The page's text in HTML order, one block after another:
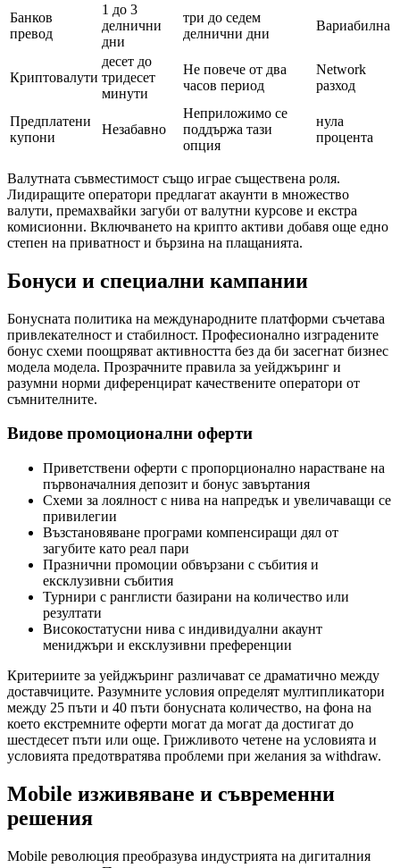
Банков
превод
1 до 3
делнични
дни
три до седем
делнични дни
Вариабилна
Криптовалути
десет до
тридесет
минути
Не повече от два
часов период
Network
разход
Предплатени
купони
Незабавно
Неприложимо се
поддържа тази
опция
нула
процента
Валутната съвместимост също играе съществена роля.
Лидиращите оператори предлагат акаунти в множество
валути, премахвайки загуби от валутни курсове и екстра
комисионни. Включването на крипто активи добавя още едно
степен на приватност и бързина на плащанията.
Бонуси и специални кампании
Бонусната политика на международните платформи съчетава
привлекателност и стабилност. Професионално изградените
бонус схеми поощряват активността без да би засегнат бизнес
модела модела. Прозрачните правила за уейджъринг и
разумни норми диференцират качествените оператори от
съмнителните.
Видове промоционални оферти
Приветствени оферти с пропорционално нарастване на
първоначалния депозит и бонус завъртания
Схеми за лоялност с нива на напредък и увеличаващи се
привилегии
Възстановяване програми компенсиращи дял от
загубите като реал пари
Празнични промоции обвързани с събития и
ексклузивни събития
Турнири с ранглисти базирани на количество или
резултати
Високостатусни нива с индивидуални акаунт
мениджъри и ексклузивни преференции
Критериите за уейджъринг различават се драматично между
доставчиците. Разумните условия определят мултипликатори
между 25 пъти и 40 пъти бонусната количество, на фона на
което екстремните оферти могат да могат да достигат до
шестдесет пъти или още. Грижливото четене на условията и
условията предотвратява проблеми при желания за withdraw.
Mobile изживяване и съвременни
решения
Mobile революция преобразува индустрията на дигиталния